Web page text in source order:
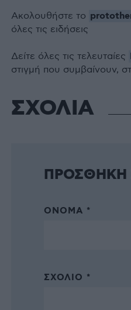
Ακολουθήστε το
όλες τις ειδήσεις
Δείτε όλες τις τελευταίες
στιγμή που συμβαίνουν,
ΣΧΟΛΙΑ
ΠΡΟΣΘΗΚΗ
ΌΝΟΜΑ *
ΣΧΌΛΙΟ *